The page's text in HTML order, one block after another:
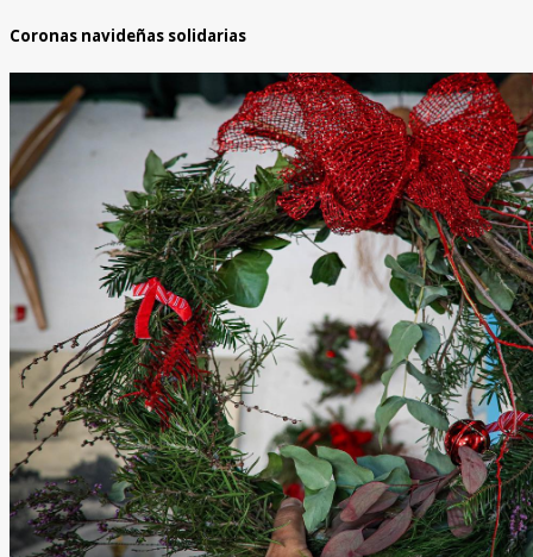
Coronas navideñas solidarias